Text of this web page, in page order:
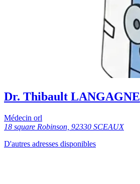
Dr. Thibault LANGAGNE
Médecin orl
18 square Robinson, 92330 SCEAUX
D'autres adresses disponibles